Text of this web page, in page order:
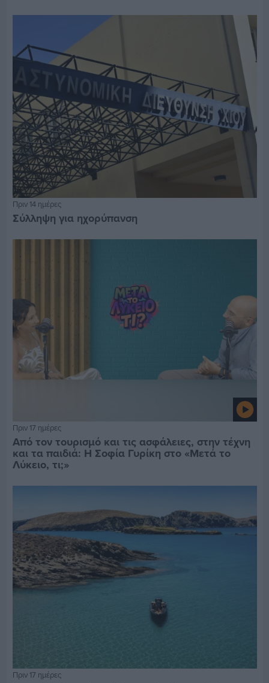
Πριν 14 ημέρες
Σύλληψη για ηχορύπανση
Πριν 17 ημέρες
Από τον τουρισμό και τις ασφάλειες, στην τέχνη
και τα παιδιά: Η Σοφία Γυρίκη στο «Μετά το
Λύκειο, τι;»
Πριν 17 ημέρες